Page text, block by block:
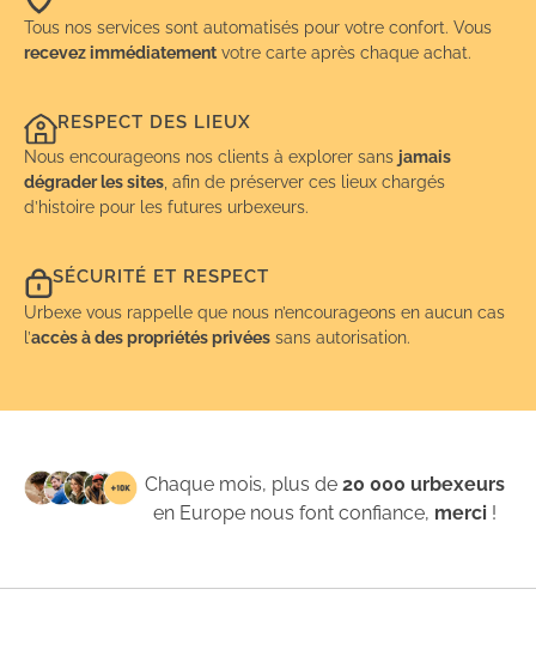
Tous nos services sont automatisés pour votre confort. Vous
recevez immédiatement votre carte après chaque achat.
RESPECT DES LIEUX
Nous encourageons nos clients à explorer sans jamais
dégrader les sites , afin de préserver ces lieux chargés
d’histoire pour les futures urbexeurs.
SÉCURITÉ ET RESPECT
Urbexe vous rappelle que nous n’encourageons en aucun cas
l’accès à des propriétés privées sans autorisation.
Chaque mois, plus de20 000 urbexeurs
en Europe nous font confiance, merci !